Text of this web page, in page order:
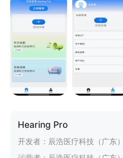
Hearing Pro
开发者： 辰浩医疗科技（广东